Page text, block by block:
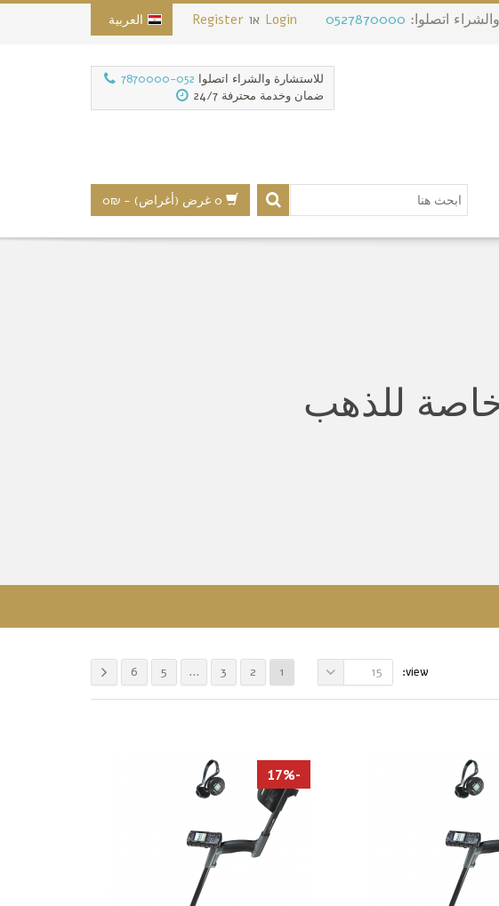
اتصلوا: 0527870000
Login או Register العربية
للاستشارة والشراء اتصلوا 052-7870000
ضمان وخدمة محترفة 24/7
0 غرض (أغراض) -
₪0
للذهب
1
2
3
…
5
6 view:
15
-17%